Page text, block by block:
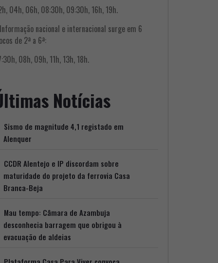
04h, 06h, 08:30h, 09:30h, 16h, 19h.
nacional e internacional surge em 6
de 2ª a 6ª:
08h, 09h, 11h, 13h, 18h.
Notícias
Sismo de magnitude 4,1 registado em
Alenquer
CCDR Alentejo e IP discordam sobre
maturidade do projeto da ferrovia Casa
Branca-Beja
Mau tempo: Câmara de Azambuja
desconhecia barragem que obrigou à
evacuação de aldeias